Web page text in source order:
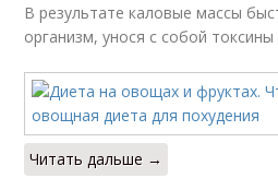
В результате каловые массы
организм, унося с собой
Читать дальше →